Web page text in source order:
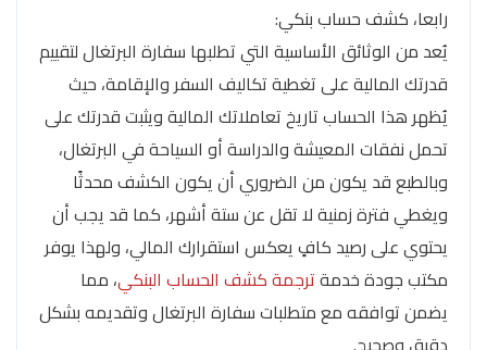
رابعا، كشف حساب بنكي:
يُعد من الوثائق الأساسية التي تطلبها سفارة البرتغال لتقييم
قدرتك المالية على تغطية تكاليف السفر والإقامة، حيث
يُظهر هذا الحساب تاريخ تعاملاتك المالية ويثبت قدرتك على
تحمل نفقات المعيشة والدراسة أو السياحة في البرتغال،
وبالطبع قد يكون من الضروري أن يكون الكشف محدثًا
ويغطي فترة زمنية لا تقل عن ستة أشهر، كما قد يجب أن
يحتوي على رصيد كافٍ يعكس استقرارك المالي، ولهذا يوفر
مكتب جودة خدمةترجمة كشف الحساب البنكي، مما
يضمن توافقه مع متطلبات سفارة البرتغال وتقديمه بشكل